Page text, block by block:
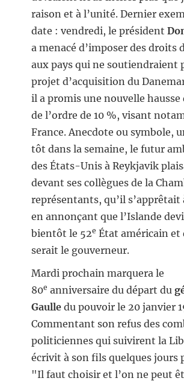
raison et à l’unité. Dernier
date : vendredi, le président
a menacé d’imposer des droits
aux pays qui ne soutiendraient
projet d’acquisition du
il a promis une nouvelle hausse
de l’ordre de 10 %, visant
France. Anecdote ou symbole,
tôt dans la semaine, le futur
des États-Unis à Reykjavik
devant ses collègues de la
représentants, qu’il
en annonçant que l’Islande
bientôt le 52e État américain et
serait le gouverneur.
Mardi prochain marquera le
80e anniversaire du départ du
Gaulle du pouvoir le 20 janvier
Commentant son refus des
politiciennes qui suivirent la
écrivit à son fils quelques jours
"Il faut choisir et l’on ne peut